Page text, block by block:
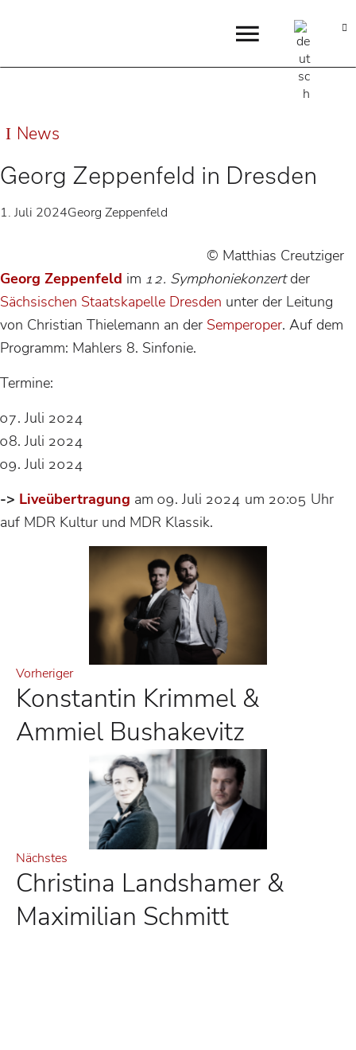
News
Georg Zeppenfeld in Dresden
1. Juli 2024Georg Zeppenfeld
© Matthias Creutziger
Georg Zeppenfeld im 12. Symphoniekonzertder
Sächsischen Staatskapelle Dresden unter der Leitung
von Christian Thielemann an der Semperoper. Auf dem
Programm: Mahlers 8. Sinfonie.
Termine:
07. Juli 2024
08. Juli 2024
09. Juli 2024
-> Liveübertragung am 09. Juli 2024 um 20:05 Uhr
auf MDR Kultur und MDR Klassik.
Vorheriger
Konstantin Krimmel &
Ammiel Bushakevitz
Nächstes
Christina Landshamer &
Maximilian Schmitt